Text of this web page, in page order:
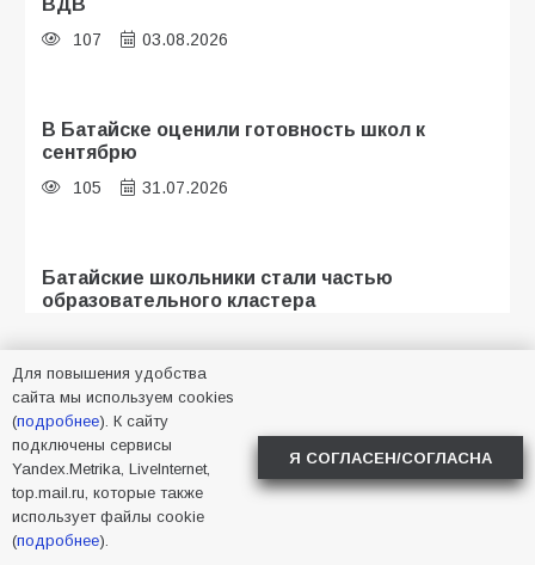
107 03.08.2026
В Батайске оценили готовность школ к
сентябрю
105 31.07.2026
Батайские школьники стали частью
образовательного кластера
«Мобилизация или набор?» Что на самом
деле происходит в армии России в августе
2026 года
99
НАШ АДРЕС
Адрес редакции:
Для повышения удобства
сайта мы используем cookies
(подробнее). К сайту
подключены сервисы
Yandex.Metrika, LiveInternet,
top.mail.ru, которые также
использует файлы cookie
(подробнее).
Я СОГЛАСЕН/СОГЛАСНА